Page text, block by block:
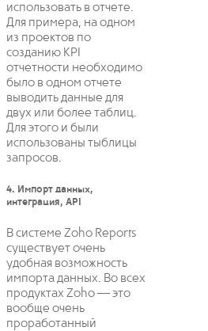
использовать в отчете.
Для примера, на одном
из проектов по
созданию KPI
отчетности необходимо
было в одном отчете
выводить данные для
двух или более таблиц.
Для этого и были
использованы тыблицы
запросов.
4. Импорт данных,
интеграция, API
В системе Zoho Reports
cуществует очень
удобная возможность
импорта данных. Во всех
продуктах Zoho — это
вообще очень
проработанный